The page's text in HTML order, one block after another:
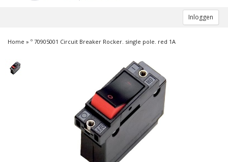
Inloggen
Home » º 70905001 Circuit Breaker Rocker. single pole. red 1A